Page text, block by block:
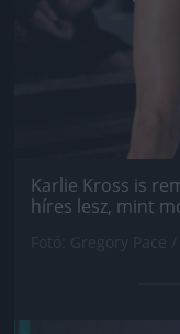
Karlie Kross is
híres lesz, mint